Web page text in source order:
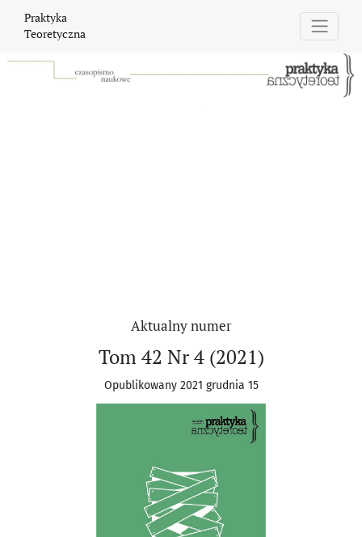
Praktyka Teoretyczna
Praktyka
Teoretyczna
Aktualny numer
Tom 42 Nr 4 (2021)
Opublikowany 2021 grudnia 15